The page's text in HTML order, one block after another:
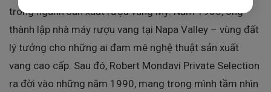
trong ngành sản xuất rượu vang Mỹ. Năm 1966, ông
thành lập nhà máy rượu vang tại Napa Valley – vùng đất
lý tưởng cho những ai đam mê nghệ thuật sản xuất
vang cao cấp. Sau đó, Robert Mondavi Private Selection
ra đời vào những năm 1990, mang trong mình tầm nhìn